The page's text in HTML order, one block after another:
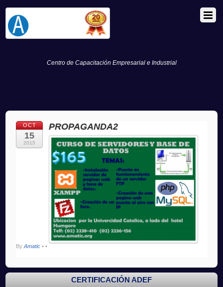
Centro de Capacitación Empresarial e Industrial
OCT
15
2015
PROPAGANDA2
ByAmatic • •
CERTIFICACIÓN ADEF